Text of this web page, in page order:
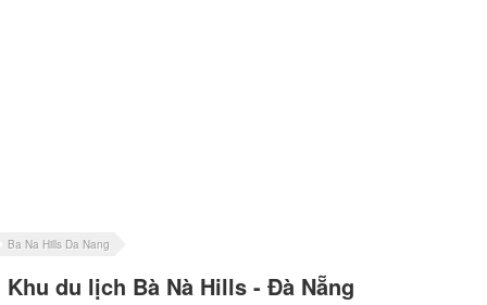
Ba Na Hills Da Nang
Khu du lịch Bà Nà Hills - Đà Nẵng